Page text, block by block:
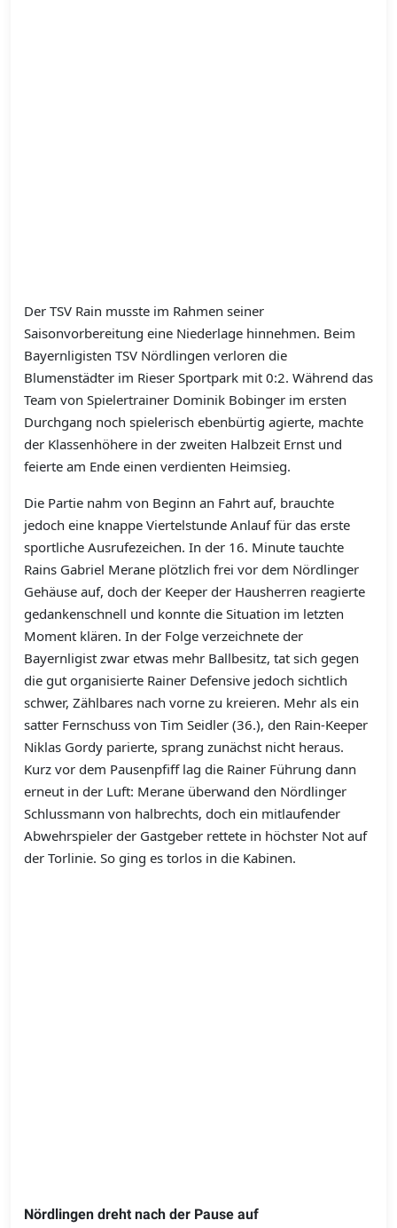
Der TSV Rain musste im Rahmen seiner
Saisonvorbereitung eine Niederlage hinnehmen. Beim
Bayernligisten TSV Nördlingen verloren die
Blumenstädter im Rieser Sportpark mit 0:2. Während das
Team von Spielertrainer Dominik Bobinger im ersten
Durchgang noch spielerisch ebenbürtig agierte, machte
der Klassenhöhere in der zweiten Halbzeit Ernst und
feierte am Ende einen verdienten Heimsieg.
Die Partie nahm von Beginn an Fahrt auf, brauchte
jedoch eine knappe Viertelstunde Anlauf für das erste
sportliche Ausrufezeichen. In der 16. Minute tauchte
Rains Gabriel Merane plötzlich frei vor dem Nördlinger
Gehäuse auf, doch der Keeper der Hausherren reagierte
gedankenschnell und konnte die Situation im letzten
Moment klären. In der Folge verzeichnete der
Bayernligist zwar etwas mehr Ballbesitz, tat sich gegen
die gut organisierte Rainer Defensive jedoch sichtlich
schwer, Zählbares nach vorne zu kreieren. Mehr als ein
satter Fernschuss von Tim Seidler (36.), den Rain-Keeper
Niklas Gordy parierte, sprang zunächst nicht heraus.
Kurz vor dem Pausenpfiff lag die Rainer Führung dann
erneut in der Luft: Merane überwand den Nördlinger
Schlussmann von halbrechts, doch ein mitlaufender
Abwehrspieler der Gastgeber rettete in höchster Not auf
der Torlinie. So ging es torlos in die Kabinen.
Nördlingen dreht nach der Pause auf